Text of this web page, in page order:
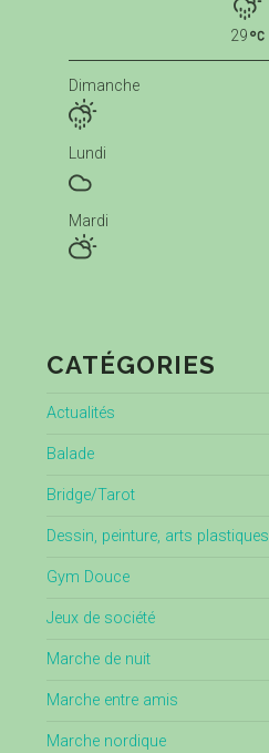
29
Dimanche
Lundi
Mardi
CATÉGORIES
Actualités
Balade
Bridge/Tarot
Dessin, peinture, arts plastiques
Gym Douce
Jeux de société
Marche de nuit
Marche entre amis
Marche nordique